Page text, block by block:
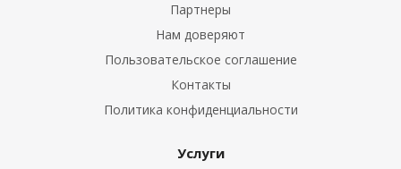
Партнеры
Нам доверяют
Пользовательское соглашение
Контакты
Политика конфиденциальности
Услуги